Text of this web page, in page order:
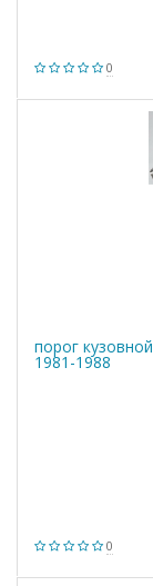
0
порог
1981-1988
0